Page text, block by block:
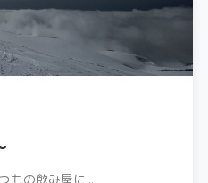
もの飲み屋に...